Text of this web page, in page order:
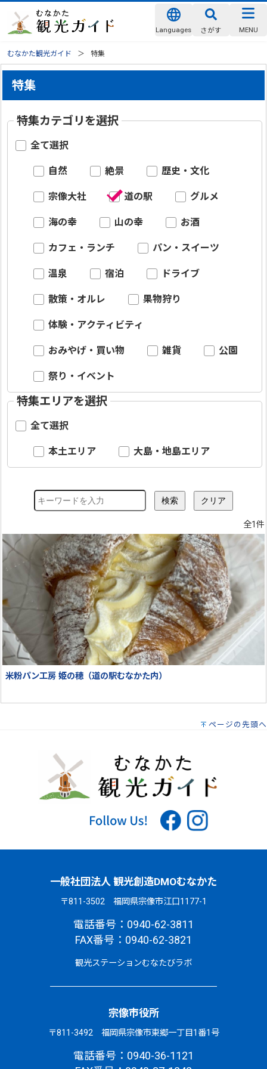
Languages さがす MENU
むなかた観光ガイド 特集
特集
特集カテゴリを選択
全て選択
自然 絶景 歴史・文化
宗像大社 道の駅 グルメ
海の幸 山の幸 お酒
カフェ・ランチ パン・スイーツ
温泉 宿泊 ドライブ
散策・オルレ 果物狩り
体験・アクティビティ
おみやげ・買い物 雑貨 公園
祭り・イベント
特集エリアを選択
全て選択
本土エリア 大島・地島エリア
全1件
米粉パン工房 姫の穂（道の駅むなかた内）
ページの先頭へ
一般社団法人 観光創造DMOむなかた
〒811-3502 福岡県宗像市江口1177-1
電話番号：0940-62-3811
FAX番号：0940-62-3821
観光ステーションむなたびラボ
宗像市役所
〒811-3492 福岡県宗像市東郷一丁目1番1号
電話番号：0940-36-1121